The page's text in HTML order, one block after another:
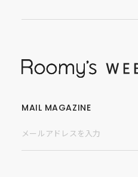
MAIL MAGAZINE